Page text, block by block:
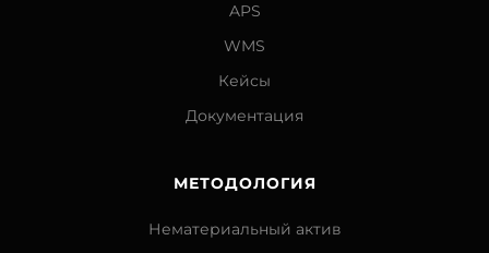
APS
WMS
Кейсы
Документация
МЕТОДОЛОГИЯ
Нематериальный актив